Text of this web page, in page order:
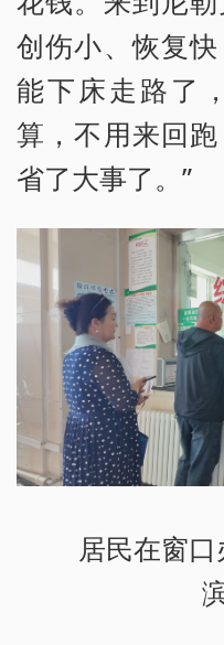
创伤小、恢复
能下床走路了
算，不用来回
省了大事了。”
居民在窗